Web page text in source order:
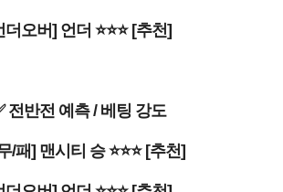
더오버] 언더 ⭐⭐⭐ [추천]
전반전 예측 / 베팅 강도
/패] 맨시티 승 ⭐⭐⭐ [추천]